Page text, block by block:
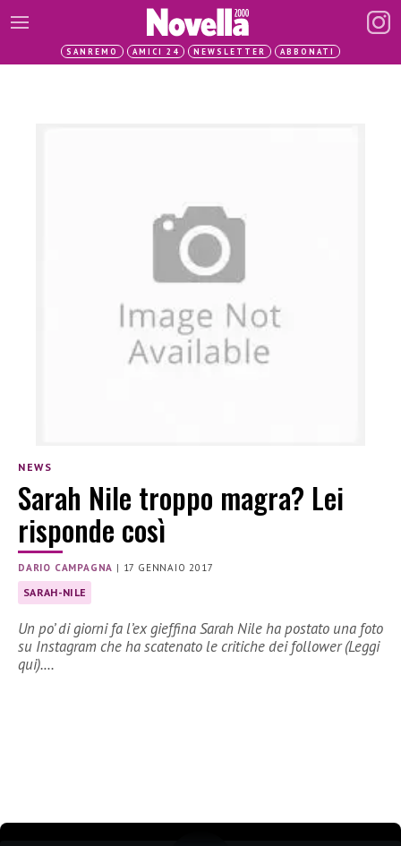
SANREMO AMICI 24 NEWSLETTER ABBONATI
NEWS
Sarah Nile troppo magra? Lei
risponde così
DARIO CAMPAGNA | 17 GENNAIO 2017
SARAH-NILE
Un po’ di giorni fa l’ex gieffina Sarah Nile ha postato una foto
su Instagram che ha scatenato le critiche dei follower (Leggi
qui).…